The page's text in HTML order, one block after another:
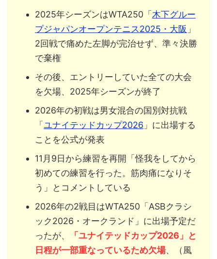
2025年シーズンはWTA250「 木下グルー
プジャパンオープンテニス2025・大阪 」
2回戦で痛めた左脚が完治せず、準々決勝
で棄権
その後、エントリーしていた全ての大会
を欠場、2025年シーズンが終了
2026年の初戦は男女混合の国別対抗戦
「 ユナイテッドカップ2026 」に出場する
ことを公式が発表
11月9日から練習を再開「怪我をしてから
初めての練習を行った。筋肉痛になりそ
う」とコメントしている
2026年の2戦目はWTA250「ASBクラシ
ック2026・オークランド」に出場予定だ
ったが、
「ユナイテッドカップ2026」と
日程が一部重なっているため欠場、（風